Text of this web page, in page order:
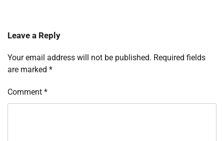
Leave a Reply
Your email address will not be published. Required fields
are marked *
Comment *